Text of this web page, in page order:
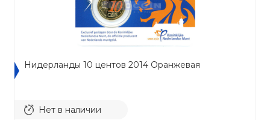
Нидерланды 10 центов 2014 Оранжевая
Нет в наличии